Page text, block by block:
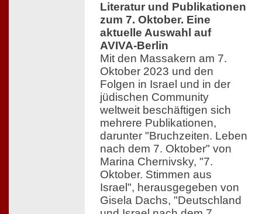
Literatur und Publikationen
zum 7. Oktober. Eine
aktuelle Auswahl auf
AVIVA-Berlin
Mit den Massakern am 7.
Oktober 2023 und den
Folgen in Israel und in der
jüdischen Community
weltweit beschäftigen sich
mehrere Publikationen,
darunter "Bruchzeiten. Leben
nach dem 7. Oktober" von
Marina Chernivsky, "7.
Oktober. Stimmen aus
Israel", herausgegeben von
Gisela Dachs, "Deutschland